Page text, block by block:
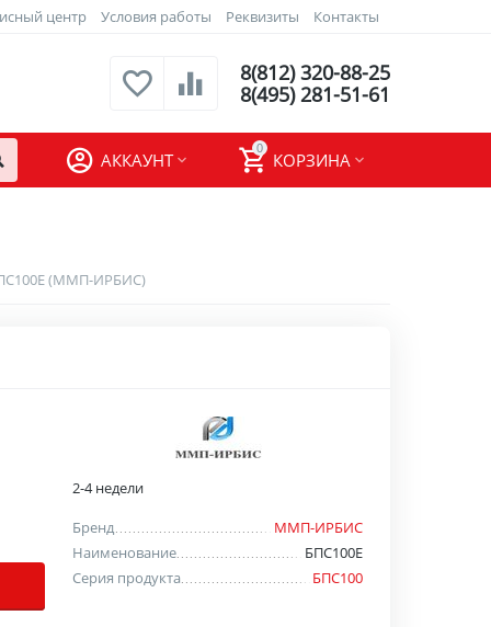
центр Условия работы Реквизиты Контакты
8(812) 320-88-25
8(495) 281-51-61
0
КОРЗИНА
АККАУНТ
(ММП-ИРБИС)
2-4 недели
Бренд
ММП-ИРБИС
Наименование
БПС100Е
Серия продукта
БПС100